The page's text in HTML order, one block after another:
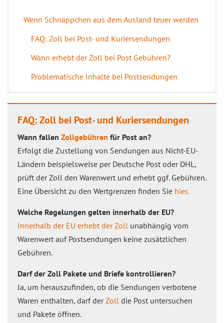
Wenn Schnäppchen aus dem Ausland teuer werden
FAQ: Zoll bei Post- und Kuriersendungen
Wann erhebt der Zoll bei Post Gebühren?
Problematische Inhalte bei Postsendungen
FAQ: Zoll bei Post- und Kuriersendungen
Wann fallen Zollgebühren für Post an?
Erfolgt die Zustellung von Sendungen aus Nicht-EU-
Ländern beispielsweise per Deutsche Post oder DHL,
prüft der Zoll den Warenwert und erhebt ggf. Gebühren.
Eine Übersicht zu den Wertgrenzen finden Sie hier.
Welche Regelungen gelten innerhalb der EU?
Innerhalb der EU erhebt der Zoll unabhängig vom
Warenwert auf Postsendungen keine zusätzlichen
Gebühren.
Darf der Zoll Pakete und Briefe kontrollieren?
Ja, um herauszufinden, ob die Sendungen verbotene
Waren enthalten, darf derZoll die Post untersuchen
und Pakete öffnen.